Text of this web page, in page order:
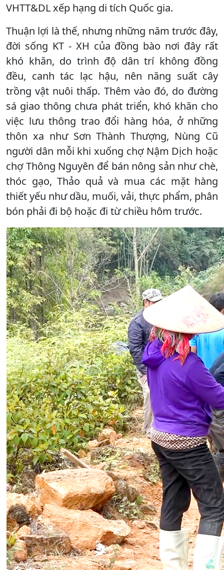
VHTT&DL xếp hạng di tích Quốc gia.
Thuận lợi là thế, nhưng những năm trước đây,
đời sống KT - XH của đồng bào nơi đây rất
khó khăn, do trình độ dân trí không đồng
đều, canh tác lạc hậu, nên năng suất cây
trồng vật nuôi thấp. Thêm vào đó, do đường
sá giao thông chưa phát triển, khó khăn cho
việc lưu thông trao đổi hàng hóa, ở những
thôn xa như Sơn Thành Thượng, Nùng Cũ
người dân mỗi khi xuống chợ Nậm Dịch hoặc
chợ Thông Nguyên để bán nông sản như chè,
thóc gạo, Thảo quả và mua các mặt hàng
thiết yếu như dầu, muối, vải, thực phẩm, phân
bón phải đi bộ hoặc đi từ chiều hôm trước.